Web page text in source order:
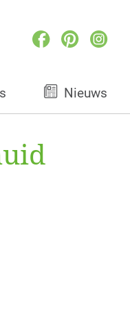
Nieuws